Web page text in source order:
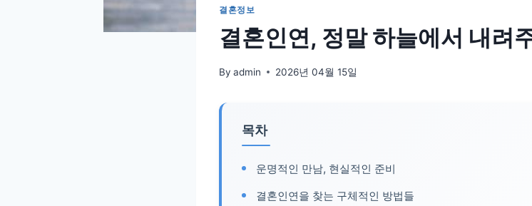
결혼정보
결혼인연, 정말 하늘에서 내려
By admin 2026년 04월 15일
목차
운명적인 만남, 현실적인 준비
결혼인연을 찾는 구체적인 방법들